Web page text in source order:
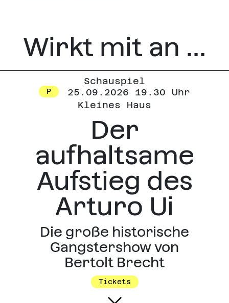
Wirkt mit an ...
P 25.09.2026 19.30 Uhr
Schauspiel
Kleines Haus
Der
aufhaltsame
Aufstieg des
Arturo Ui
Die große historische
Gangstershow von
Bertolt Brecht
Tickets